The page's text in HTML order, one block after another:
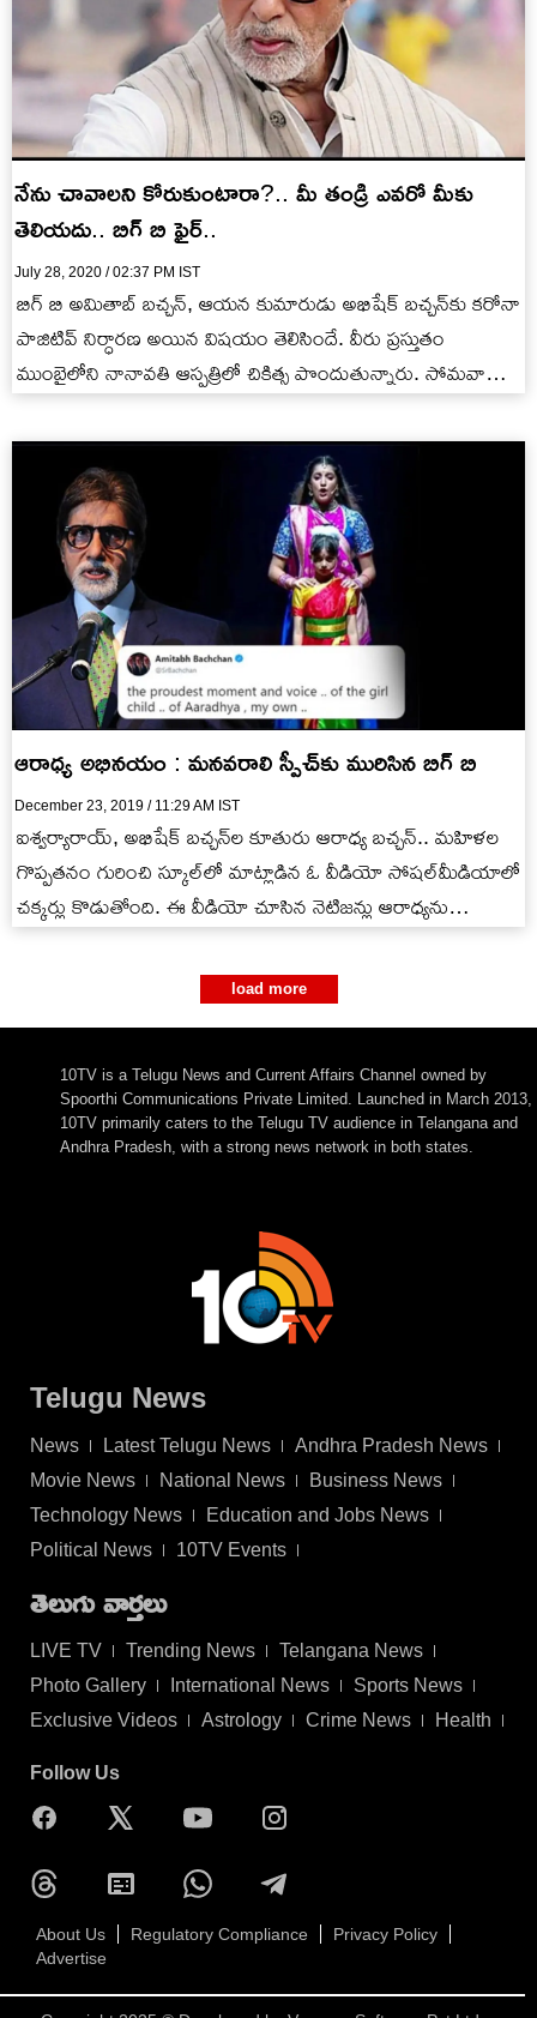
నేను చావాలని కోరుకుంటారా?.. మీ తండ్రి ఎవరో మీకు
తెలియదు.. బిగ్ బి ఫైర్..
July 28, 2020 / 02:37 PM IST
బిగ్ బి అమితాబ్‌ బచ్చన్‌, ఆయన కుమారుడు అభిషేక్‌ బచ్చన్‌కు కరోనా
పాజిటివ్‌ నిర్ధారణ అయిన విషయం తెలిసిందే. వీరు ప్రస్తుతం
ముంబైలోని నానావతి ఆస్పత్రిలో చికిత్స పొందుతున్నారు. సోమవారం
ఆరాధ్య అభినయం : మనవరాలి స్పీచ్‌కు మురిసిన బిగ్ బి
December 23, 2019 / 11:29 AM IST
ఐశ్వర్యారాయ్‌, అభిషేక్‌ బచ్చన్‌ల కూతురు ఆరాధ్య బచ్చన్‌.. మహిళల
గొప్పతనం గురించి స్కూల్‌లో మాట్లాడిన ఓ వీడియో సోషల్‌మీడియాలో
చక్కర్లు కొడుతోంది. ఈ వీడియో చూసిన నెటిజన్లు ఆరాధ్యను
load more
10TV is a Telugu News and Current Affairs Channel owned by
Spoorthi Communications Private Limited. Launched in March 2013,
10TV primarily caters to the Telugu TV audience in Telangana and
Andhra Pradesh, with a strong news network in both states.
Telugu News
News Latest Telugu News
Andhra Pradesh News
Movie News
National News
Business News
Technology News
Education and Jobs News
Political News
10TV Events
తెలుగు వార్తలు
LIVE TV Trending News
Telangana News
Photo Gallery
International News
Sports News
Exclusive Videos
Astrology Crime News Health
Follow Us
About Us Regulatory Compliance
Privacy Policy
Advertise